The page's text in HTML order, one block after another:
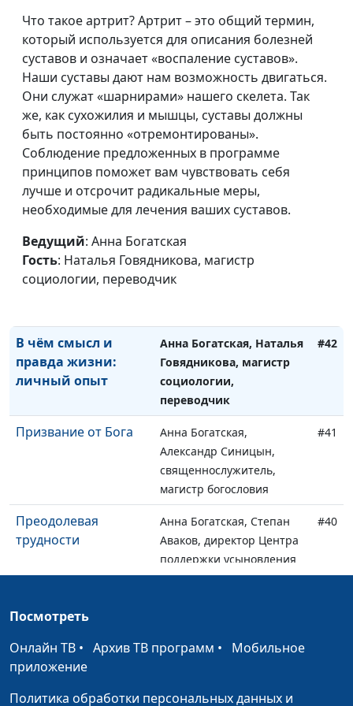
Что такое артрит? Артрит – это общий термин,
который используется для описания болезней
суставов и означает «воспаление суставов».
Наши суставы дают нам возможность двигаться.
Они служат «шарнирами» нашего скелета. Так
же, как сухожилия и мышцы, суставы должны
быть постоянно «отремонтированы».
Соблюдение предложенных в программе
принципов поможет вам чувствовать себя
лучше и отсрочит радикальные меры,
необходимые для лечения ваших суставов.
Ведущий: Анна Богатская
Гость: Наталья Говядникова, магистр
социологии, переводчик
личный опыт
Петелина
Как Бог освободил
меня от наркотиков
Анна Богатская, Наталья
Петелина
Есть ли новая жизнь
для наркоманов?
Анна Богатская, Сергей
Петелин
Поиск Бога длиной в
жизнь
Анна Богатская, Наталья
Звездина
В поисках верности
Анна Богатская, Елена
Варнавская, директор
телеканала «Три Ангела»
Как я была
миссионером в
Анна Богатская, Наталья
В чём смысл и
правда жизни:
личный опыт
Анна Богатская, Наталья
Говядникова, магистр
социологии,
переводчик
#42
Призвание от Бога
Анна Богатская,
Александр Синицын,
священнослужитель,
магистр богословия
#41
Преодолевая
трудности
Анна Богатская, Степан
Аваков, директор Центра
поддержки усыновления
#40
сиротам и семьям в
трудной жизненной
ситуации
Как я нашел цель в
жизни
Меженин, мастер спорта,
Посмотреть
Онлайн ТВ • Архив ТВ программ • Мобильное
приложение
Политика обработки персональных данных и